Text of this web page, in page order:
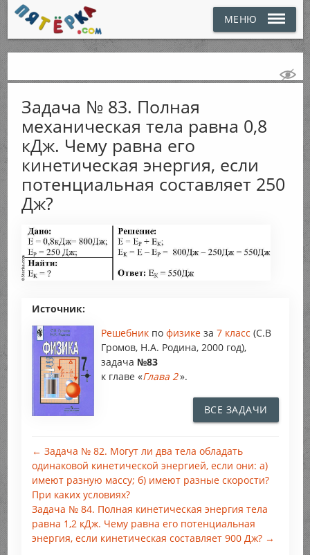
МЕНЮ
Задача № 83. Полная
механическая тела равна 0,8
кДж. Чему равна его
кинетическая энергия, если
потенциальная составляет 250
Дж?
Источник:
Решебник по физике за 7 класс (С.В
Громов, Н.А. Родина, 2000 год),
задача №83
к главе «Глава 2».
ВСЕ ЗАДАЧИ
← Задача № 82. Могут ли два тела обладать
одинаковой кинетической энергией, если они: а)
имеют разную массу; б) имеют разные скорости?
При каких условиях?
Задача № 84. Полная кинетическая энергия тела
равна 1,2 кДж. Чему равна его потенциальная
энергия, если кинетическая составляет 900 Дж? →